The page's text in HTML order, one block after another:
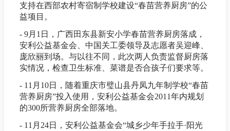
支持在西部农村寄宿制学校建设“春苗营养厨房”的公
益项目。
- 9月1日，广西田东县新安小学春苗营养厨房落成，
安利公益基金会、中国关工委领导及志愿者吴迎峰、
庞欣丽到场。与以往不同，此次两人负责监督厨房落
实情况，检查卫生标准、菜谱是否合孩子们要求等。
- 11月10日，随着重庆市璧山县丹凤九年制学校“春苗
营养厨房”投入使用，安利公益基金会2011年内规划
的300所营养厨房全部落地。
- 11月24日，安利公益基金会“城乡少年手拉手·阳光